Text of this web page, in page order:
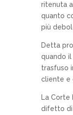
ritenuta
quanto
più
Detta
quando
trasfuso
cliente e
La Corte
difetto di